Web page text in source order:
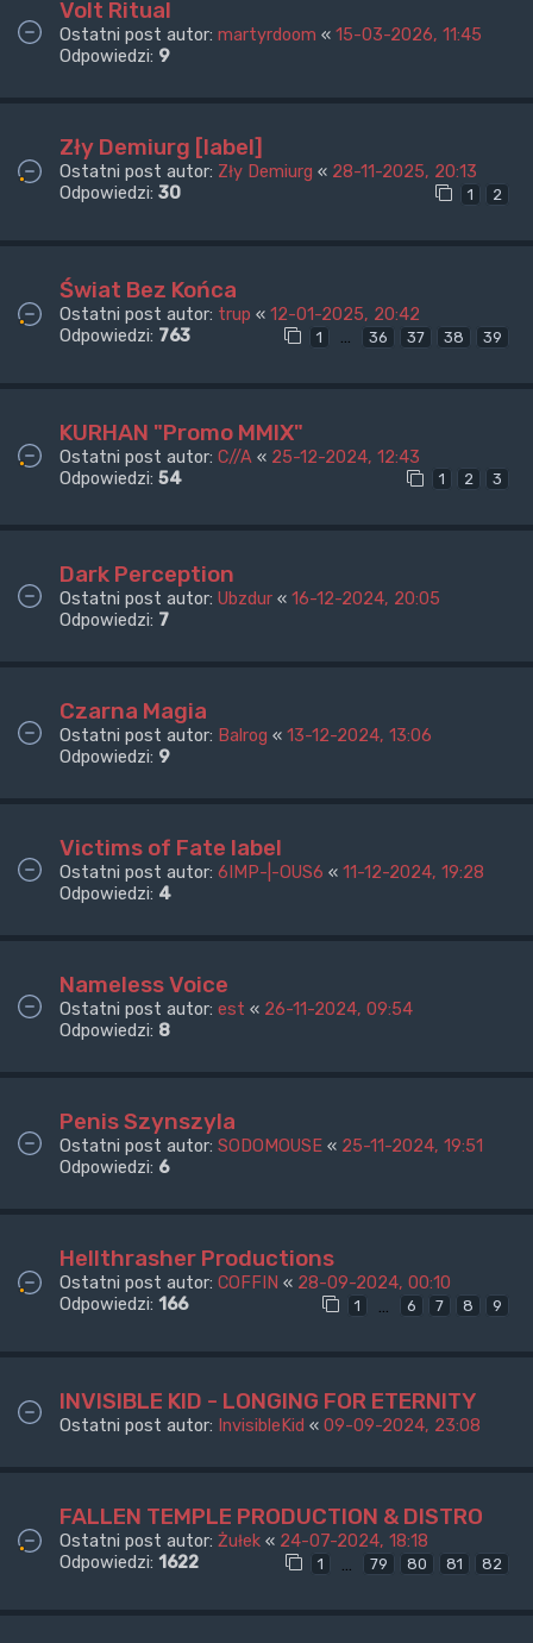
Volt Ritual
Ostatni post autor: martyrdoom « 15-03-2026, 11:45
Odpowiedzi: 9
Zły Demiurg [label]
Ostatni post autor: Zły Demiurg « 28-11-2025, 20:13
Odpowiedzi: 30 1 2
Świat Bez Końca
Ostatni post autor: trup « 12-01-2025, 20:42
Odpowiedzi: 763 1 … 36 37 38 39
KURHAN "Promo MMIX"
Ostatni post autor: C//A « 25-12-2024, 12:43
Odpowiedzi: 54 1 2 3
Dark Perception
Ostatni post autor: Ubzdur « 16-12-2024, 20:05
Odpowiedzi: 7
Czarna Magia
Ostatni post autor: Balrog « 13-12-2024, 13:06
Odpowiedzi: 9
Victims of Fate label
Ostatni post autor: 6IMP-|-OUS6 « 11-12-2024, 19:28
Odpowiedzi: 4
Nameless Voice
Ostatni post autor: est « 26-11-2024, 09:54
Odpowiedzi: 8
Penis Szynszyla
Ostatni post autor: SODOMOUSE « 25-11-2024, 19:51
Odpowiedzi: 6
Hellthrasher Productions
Ostatni post autor: COFFIN « 28-09-2024, 00:10
Odpowiedzi: 166 1 … 6 7 8 9
INVISIBLE KID - LONGING FOR ETERNITY
Ostatni post autor: InvisibleKid « 09-09-2024, 23:08
FALLEN TEMPLE PRODUCTION & DISTRO
Ostatni post autor: Żułek « 24-07-2024, 18:18
Odpowiedzi: 1622 1 79 80 81 82